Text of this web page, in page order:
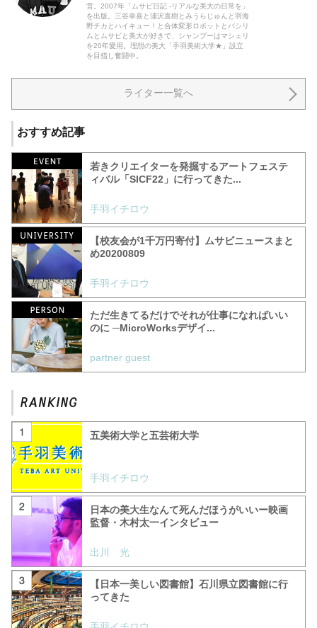
営。2007年「ムサビ日記 -リアルな美大の日常を」
を出版。三谷幸喜と浦沢直樹とみうらじゅんと羽海
野チカとハイキュー！と合体変形ロボットとパシリ
ムとムサビと美大が好きで、シャンプーはマシェリ
を20年愛用。理想の美大「手羽美術大学★」設立
を目指し奮闘中。
ライター一覧へ
おすすめ記事
若きクリエイターを発掘するアートフェステ
ィバル「SICF22」に行ってきた...
手羽イチロウ
【校友会が1千万円寄付】ムサビニュースまと
め20200809
手羽イチロウ
ただ生きてるだけでそれが仕事になればいい
のに ─MicroWorksデザイ...
partner guest
五美術大学と五芸術大学
手羽イチロウ
日本の美大生なんて死んだほうがいいー映画
監督・木村太一インタビュー
出川 光
【日本一美しい図書館】石川県立図書館に行
ってきた